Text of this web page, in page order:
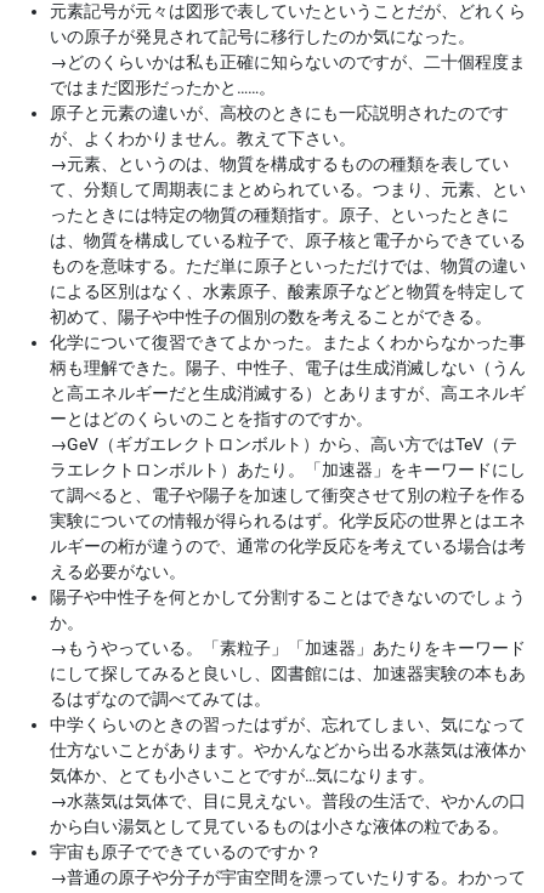
元素記号が元々は図形で表していたということだが、どれくら
いの原子が発見されて記号に移行したのか気になった。
→どのくらいかは私も正確に知らないのですが、二十個程度ま
ではまだ図形だったかと……。
原子と元素の違いが、高校のときにも一応説明されたのです
が、よくわかりません。教えて下さい。
→元素、というのは、物質を構成するものの種類を表してい
て、分類して周期表にまとめられている。つまり、元素、とい
ったときには特定の物質の種類指す。原子、といったときに
は、物質を構成している粒子で、原子核と電子からできている
ものを意味する。ただ単に原子といっただけでは、物質の違い
による区別はなく、水素原子、酸素原子などと物質を特定して
初めて、陽子や中性子の個別の数を考えることができる。
化学について復習できてよかった。またよくわからなかった事
柄も理解できた。陽子、中性子、電子は生成消滅しない（うん
と高エネルギーだと生成消滅する）とありますが、高エネルギ
ーとはどのくらいのことを指すのですか。
→GeV（ギガエレクトロンボルト）から、高い方ではTeV（テ
ラエレクトロンボルト）あたり。「加速器」をキーワードにし
て調べると、電子や陽子を加速して衝突させて別の粒子を作る
実験についての情報が得られるはず。化学反応の世界とはエネ
ルギーの桁が違うので、通常の化学反応を考えている場合は考
える必要がない。
陽子や中性子を何とかして分割することはできないのでしょう
か。
→もうやっている。「素粒子」「加速器」あたりをキーワード
にして探してみると良いし、図書館には、加速器実験の本もあ
るはずなので調べてみては。
中学くらいのときの習ったはずが、忘れてしまい、気になって
仕方ないことがあります。やかんなどから出る水蒸気は液体か
気体か、とても小さいことですが…気になります。
→水蒸気は気体で、目に見えない。普段の生活で、やかんの口
から白い湯気として見ているものは小さな液体の粒である。
宇宙も原子でできているのですか？
→普通の原子や分子が宇宙空間を漂っていたりする。わかって